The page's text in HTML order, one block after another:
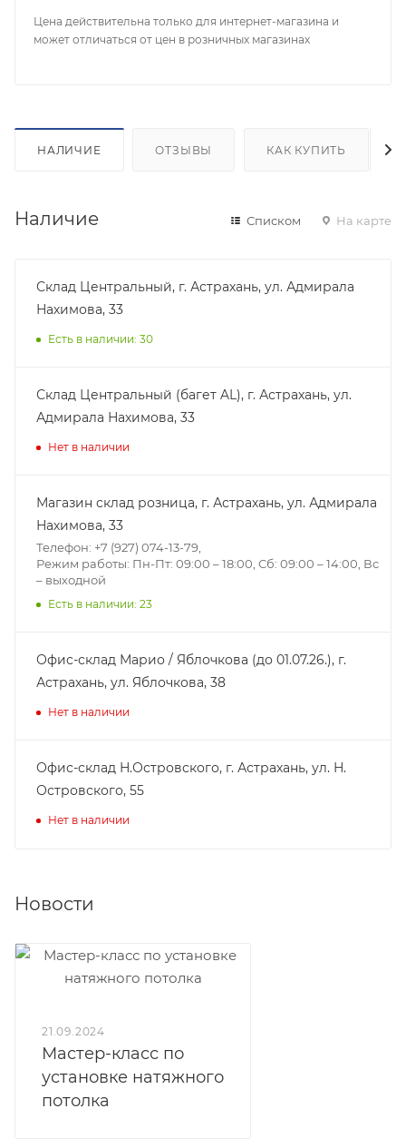
Цена действительна только для интернет-магазина и
может отличаться от цен в розничных магазинах
НАЛИЧИЕ ОТЗЫВЫ КАК КУПИТЬ
Наличие Списком На карте
Склад Центральный, г. Астрахань, ул. Адмирала
Нахимова, 33
Есть в наличии: 30
Склад Центральный (багет AL), г. Астрахань, ул.
Адмирала Нахимова, 33
Нет в наличии
Магазин склад розница, г. Астрахань, ул. Адмирала
Нахимова, 33
Телефон: +7 (927) 074-13-79,
Режим работы: Пн-Пт: 09:00 – 18:00, Сб: 09:00 – 14:00, Вс
– выходной
Есть в наличии: 23
Офис-склад Марио / Яблочкова (до 01.07.26.), г.
Астрахань, ул. Яблочкова, 38
Нет в наличии
Офис-склад Н.Островского, г. Астрахань, ул. Н.
Островского, 55
Нет в наличии
Новости
21.09.2024
Мастер-класс по
установке натяжного
потолка